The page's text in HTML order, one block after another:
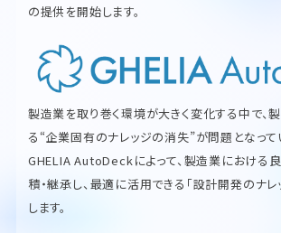
の提供を開始します。
製造業を取り巻く環境が大きく変化する中で、
る“企業固有のナレッジの消失”が問題となって
GHELIA AutoDeckによって、製造業における
積・継承し、最適に活用できる「設計開発のナ
します。